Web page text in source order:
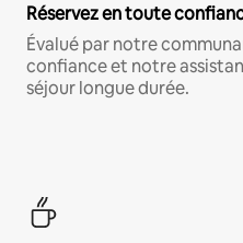
Réservez en toute
Évalué par notre
confiance et notre
séjour longue durée.